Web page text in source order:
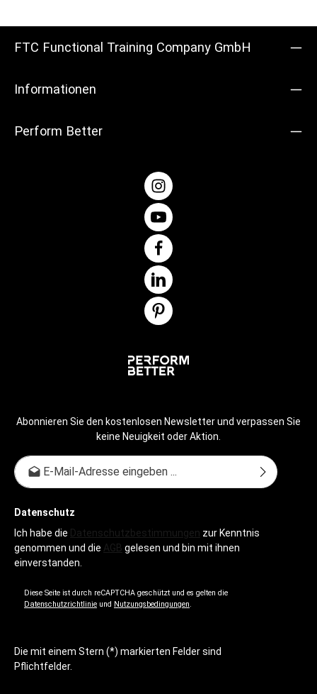
eine glatte Aufnahme besitzen. Die Schnellverschlüsse
lassen sich schnell und ohne Probleme abziehen und wieder
cm Farbe: Silber Gewicht: 0,36 kg Liefermenge: 1 Paar
FTC Functional Training Company GmbH
Informationen
Perform Better
Abonnieren Sie den kostenlosen Newsletter und verpassen Sie
keine Neuigkeit oder Aktion.
Datenschutz
Ich habe die Datenschutzbestimmungen zur Kenntnis
genommen und die AGB gelesen und bin mit ihnen
einverstanden.
Diese Seite ist durch reCAPTCHA geschützt und es gelten die
Datenschutzrichtlinie und Nutzungsbedingungen
Die mit einem Stern (*) markierten Felder sind
Pflichtfelder.